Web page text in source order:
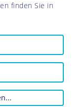
finden Sie in
...